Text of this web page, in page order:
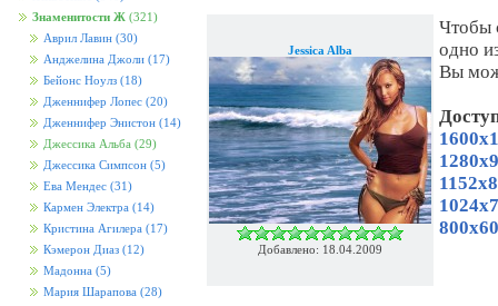
Знаменитости Ж (321)
Аврил Лавин (30)
Анджелина Джоли (17)
Бейонс Ноулз (18)
Дженнифер Лопес (20)
Дженнифер Энистон (14)
Джессика Альба (29)
Джессика Симпсон (5)
Ева Мендес (31)
Кармен Электра (14)
Кристина Агилера (17)
Кэмерон Диаз (12)
Мадонна (5)
Мария Шарапова (28)
Jessica Alba
Добавлено: 18.04.2009
Чтобы
одно
Вы